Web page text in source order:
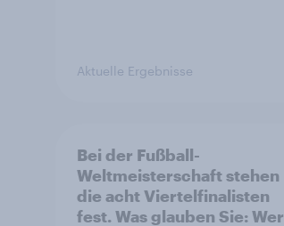
Aktuelle Ergebnisse
Bei der Fußball-
Weltmeisterschaft stehen
die acht Viertelfinalisten
fest. Was glauben Sie: Wer